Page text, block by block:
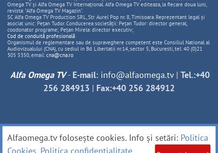
Omega TV și Alfa Omega TV Internațional. Alfa Omega TV editeaza, la fiecare doua luni,
revista: "Alfa Omega TV Magazin".
SC Alfa Omega TV Production SRL, Str Aurel Pop nr. 8, Timisoara. Reprezentant legal și
asociat unic: Pețan Tudor. Conducerea societății: Pețan Tudor: director general,
coodonator programe; Pețan Mirela: director executiv;
Cod de conduită profesională
Organismul de reglementare sau de supraveghere competent este Consiliul National al
Audiovizualului (CNA), cu sediul in Bd. Libertatii nr.14, sector 5, Bucuresti, tel: 40 (0)21
305 5350, email: cna@cna.ro
Alfa Omega TV- E-mail: info@alfaomega.tv| Tel.:+40
256 284913 | Fax:+40 256 284912
Alfaomega.tv folosește cookies. Info și setări: Politica